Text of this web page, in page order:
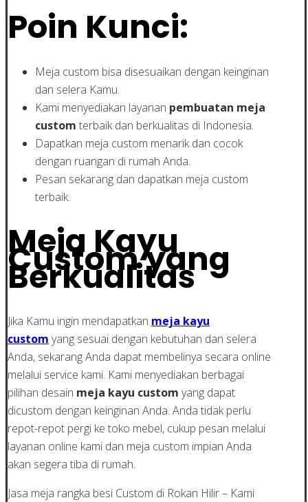
Poin Kunci:
Meja custom bisa disesuaikan dengan keinginan
dan selera Kamu.
Kami menyediakan layanan pembuatan meja
custom terbaik dan berkualitas di Indonesia.
Dapatkan meja custom menarik dan cocok
dengan ruangan di rumah Anda.
Pesan sekarang dan dapatkan meja custom
terbaik.
Meja Kayu
Custom yang
Berkualitas
Jika Kamu ingin mendapatkan meja kayu
custom yang sesuai dengan kebutuhan dan selera
Anda, sekarang Anda dapat membelinya secara online
melalui service kami. Kami menyediakan berbagai
pilihan desain meja kayu custom yang dapat
dicustom dengan keinginan Anda. Anda tidak perlu
repot-repot pergi ke toko mebel, cukup pesan melalui
layanan online kami dan meja custom impian Anda
akan segera tiba di rumah.
Jasa meja rangka besi Custom di Rokan Hilir – Kami